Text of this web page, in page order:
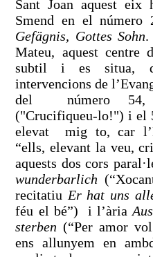
Sant Joan aquest eix
Smend en el número
Gefägnis, Gottes Sohn.
Mateu, aquest centre
subtil i es situa,
intervencions de
del número
("Crucifiqueu-lo!") i el
elevat mig to, car
“ells, elevant la veu,
aquests dos cors
wunderbarlich
recitatiu Er hat uns
féu el bé”) i l’ària
sterben (“Per amor
ens allunyem en